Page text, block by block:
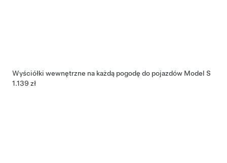
Wyściółki wewnętrzne na każdą pogodę do pojazdów Model S
1.139 zł